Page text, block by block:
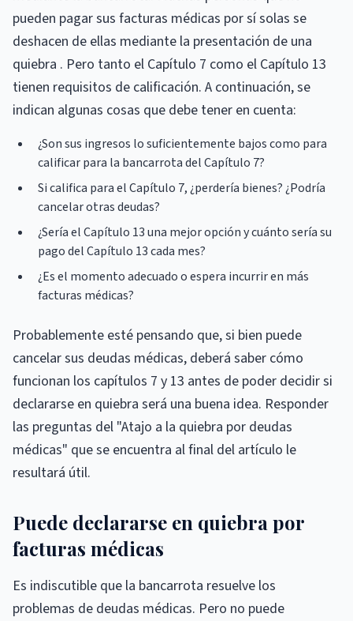
pueden pagar sus facturas médicas por sí solas se
deshacen de ellas mediante la presentación de una
quiebra . Pero tanto el Capítulo 7 como el Capítulo 13
tienen requisitos de calificación. A continuación, se
indican algunas cosas que debe tener en cuenta:
¿Son sus ingresos lo suficientemente bajos como para
calificar para la bancarrota del Capítulo 7?
Si califica para el Capítulo 7, ¿perdería bienes? ¿Podría
cancelar otras deudas?
¿Sería el Capítulo 13 una mejor opción y cuánto sería su
pago del Capítulo 13 cada mes?
¿Es el momento adecuado o espera incurrir en más
facturas médicas?
Probablemente esté pensando que, si bien puede
cancelar sus deudas médicas, deberá saber cómo
funcionan los capítulos 7 y 13 antes de poder decidir si
declararse en quiebra será una buena idea. Responder
las preguntas del "Atajo a la quiebra por deudas
médicas" que se encuentra al final del artículo le
resultará útil.
Puede declararse en quiebra por
facturas médicas
Es indiscutible que la bancarrota resuelve los
problemas de deudas médicas. Pero no puede